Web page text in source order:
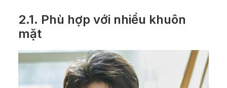
2.1. Phù hợp với nhiều khuôn
mặt